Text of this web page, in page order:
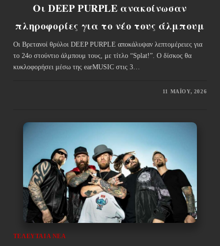
Οι DEEP PURPLE ανακοίνωσαν
πληροφορίες για το νέο τους άλμπουμ
Οι Βρετανοί θρύλοι DEEP PURPLE αποκάλυψαν λεπτομέρειες για
το 24ο στούντιο άλμπουμ τους, με τίτλο “Splat!”. Ο δίσκος θα
κυκλοφορήσει μέσω της earMUSIC στις 3…
11 ΜΑΪ́ΟΥ, 2026
ΤΕΛΕΥΤΑΊΑ ΝΈΑ